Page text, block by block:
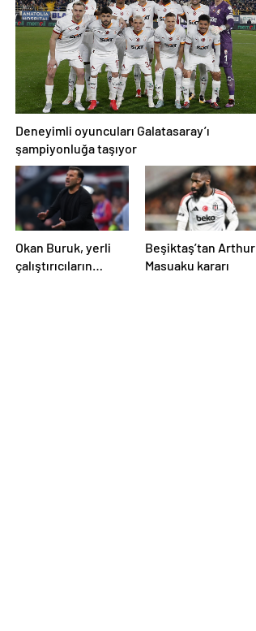
‘Korkuyor olmanız
şaşırtmadı’
Deneyimli oyuncuları Galatasaray’ı
şampiyonluğa taşıyor
Okan Buruk, yerli
çalıştırıcıların
Beşiktaş’tan Arthur
Masuaku kararı